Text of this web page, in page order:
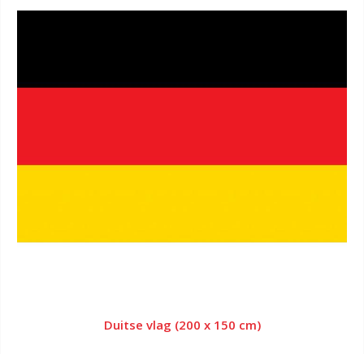
Duitse vlag (200 x 150 cm)